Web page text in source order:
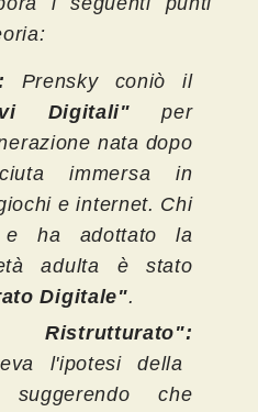
Prensky coniò il
Digitali" per
nata dopo
immersa in
e internet. Chi
ha adottato la
adulta è stato
Digitale".
l'ipotesi della
suggerendo che